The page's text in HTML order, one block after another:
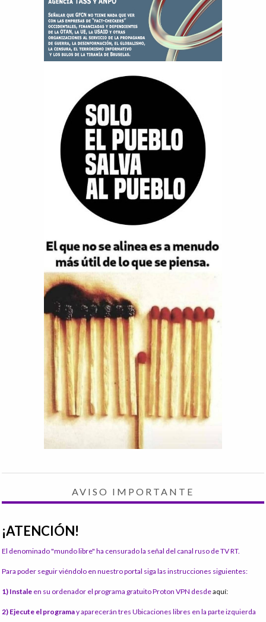
AVISO IMPORTANTE
¡ATENCIÓN!
El denominado "mundo libre" ha censurado la señal del canal ruso de TV RT.
Para poder seguir viéndolo en nuestro portal siga las instrucciones siguientes:
1) Instale en su ordenador el programa gratuito Proton VPN desdeaquí:
2) Ejecute el programay aparecerán tres Ubicaciones libres en la parte izquierda